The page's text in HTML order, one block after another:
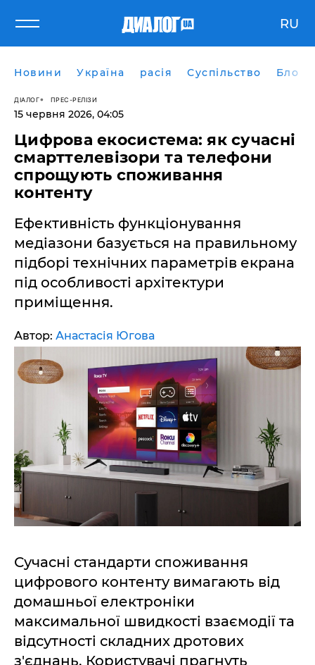
RU
Новини Україна расія Суспільство Блоги
ДІАЛОГ ПРЕС-РЕЛІЗИ
15 червня 2026, 04:05
Цифрова екосистема: як сучасні
смарттелевізори та телефони
спрощують споживання
контенту
Ефективність функціонування
медіазони базується на правильному
підборі технічних параметрів екрана
під особливості архітектури
приміщення.
Автор: Анастасія Югова
Сучасні стандарти споживання
цифрового контенту вимагають від
домашньої електроніки
максимальної швидкості взаємодії та
відсутності складних дротових
з'єднань. Користувачі прагнуть